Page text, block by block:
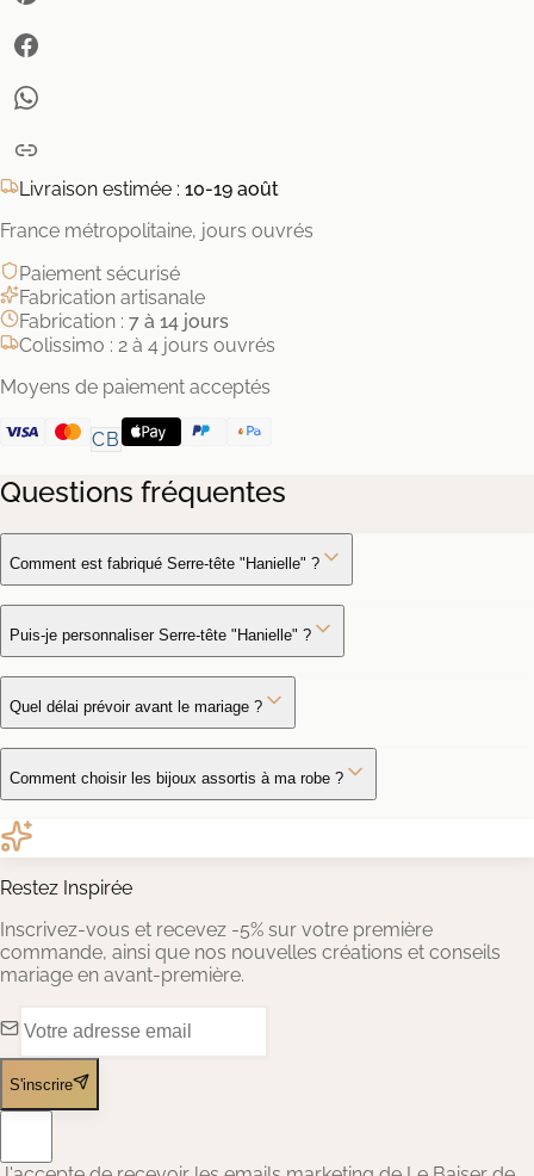
Livraison estimée : 10-19 août
France métropolitaine, jours ouvrés
Paiement sécurisé
Fabrication artisanale
Fabrication : 7 à 14 jours
Colissimo : 2 à 4 jours ouvrés
Moyens de paiement acceptés
CB
Questions fréquentes
Comment est fabriqué Serre-tête "Hanielle" ?
Puis-je personnaliser Serre-tête "Hanielle" ?
Quel délai prévoir avant le mariage ?
Comment choisir les bijoux assortis à ma robe ?
Restez Inspirée
Inscrivez-vous et recevez -5% sur votre première
commande, ainsi que nos nouvelles créations et conseils
mariage en avant-première.
S'inscrire